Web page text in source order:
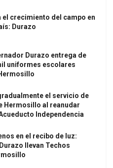
el crecimiento del campo en
Durazo
Durazo entrega de
uniformes escolares
el servicio de
Hermosillo al reanudar
Independencia
en el recibo de luz:
llevan Techos